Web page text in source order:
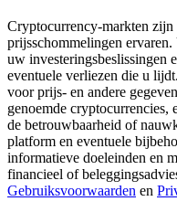
Exclusive for BitMart
Register & Trade to
Precious Metals
Trade Gold & Silver ·
Cryptocurrency-markten
prijsschommelingen
uw investeringsbeslissingen
eventuele verliezen die u
voor prijs- en andere
genoemde
de betrouwbaarheid of
platform en eventuele
informatieve doeleinden en
financieel of
Gebruiksvoorwaarden en